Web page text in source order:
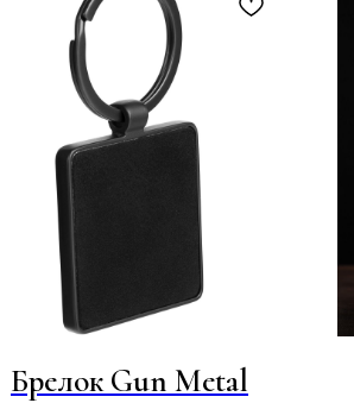
Брелок Gun Metal